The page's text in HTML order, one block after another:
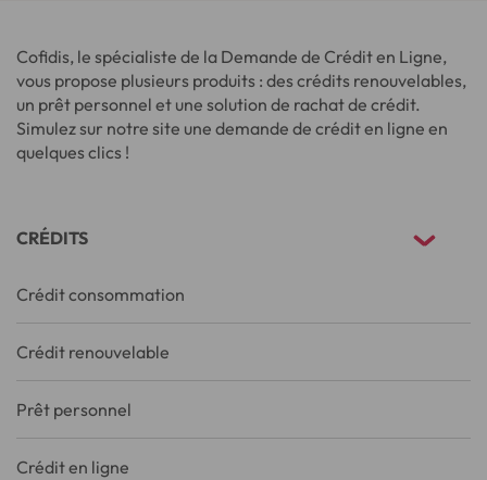
Cofidis, le spécialiste de la Demande de Crédit en Ligne,
vous propose plusieurs produits : des crédits renouvelables,
un prêt personnel et une solution de rachat de crédit.
Simulez sur notre site une demande de crédit en ligne en
quelques clics !
CRÉDITS
Crédit consommation
Crédit renouvelable
Prêt personnel
Crédit en ligne